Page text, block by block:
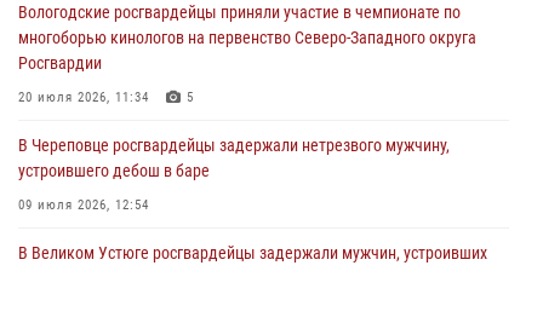
29 июля 2026, 09:08
Вологодские росгвардейцы приняли участие в чемпионате по
многоборью кинологов на первенство Северо-Западного округа
Росгвардии
20 июля 2026, 11:34 5
В Череповце росгвардейцы задержали нетрезвого мужчину,
устроившего дебош в баре
09 июля 2026, 12:54
В Великом Устюге росгвардейцы задержали мужчин, устроивших